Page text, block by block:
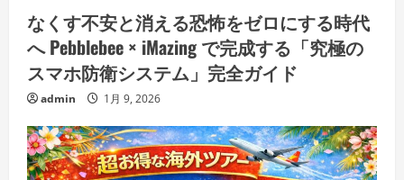
なくす不安と消える恐怖をゼロにする時代
へ Pebblebee × iMazing で完成する「究極の
スマホ防衛システム」完全ガイド
admin 1月 9, 2026